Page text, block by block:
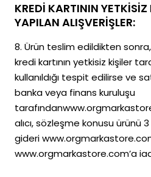
KREDİ KARTININ YETKİSİZ
YAPILAN ALIŞVERİŞLER:
8. Ürün teslim edildikten sonra,
kredi kartının yetkisiz kişiler
kullanıldığı tespit edilirse ve
banka veya finans kuruluşu
alıcı, sözleşme konusu ürünü
gideri
www.orgmarkastore.com’a